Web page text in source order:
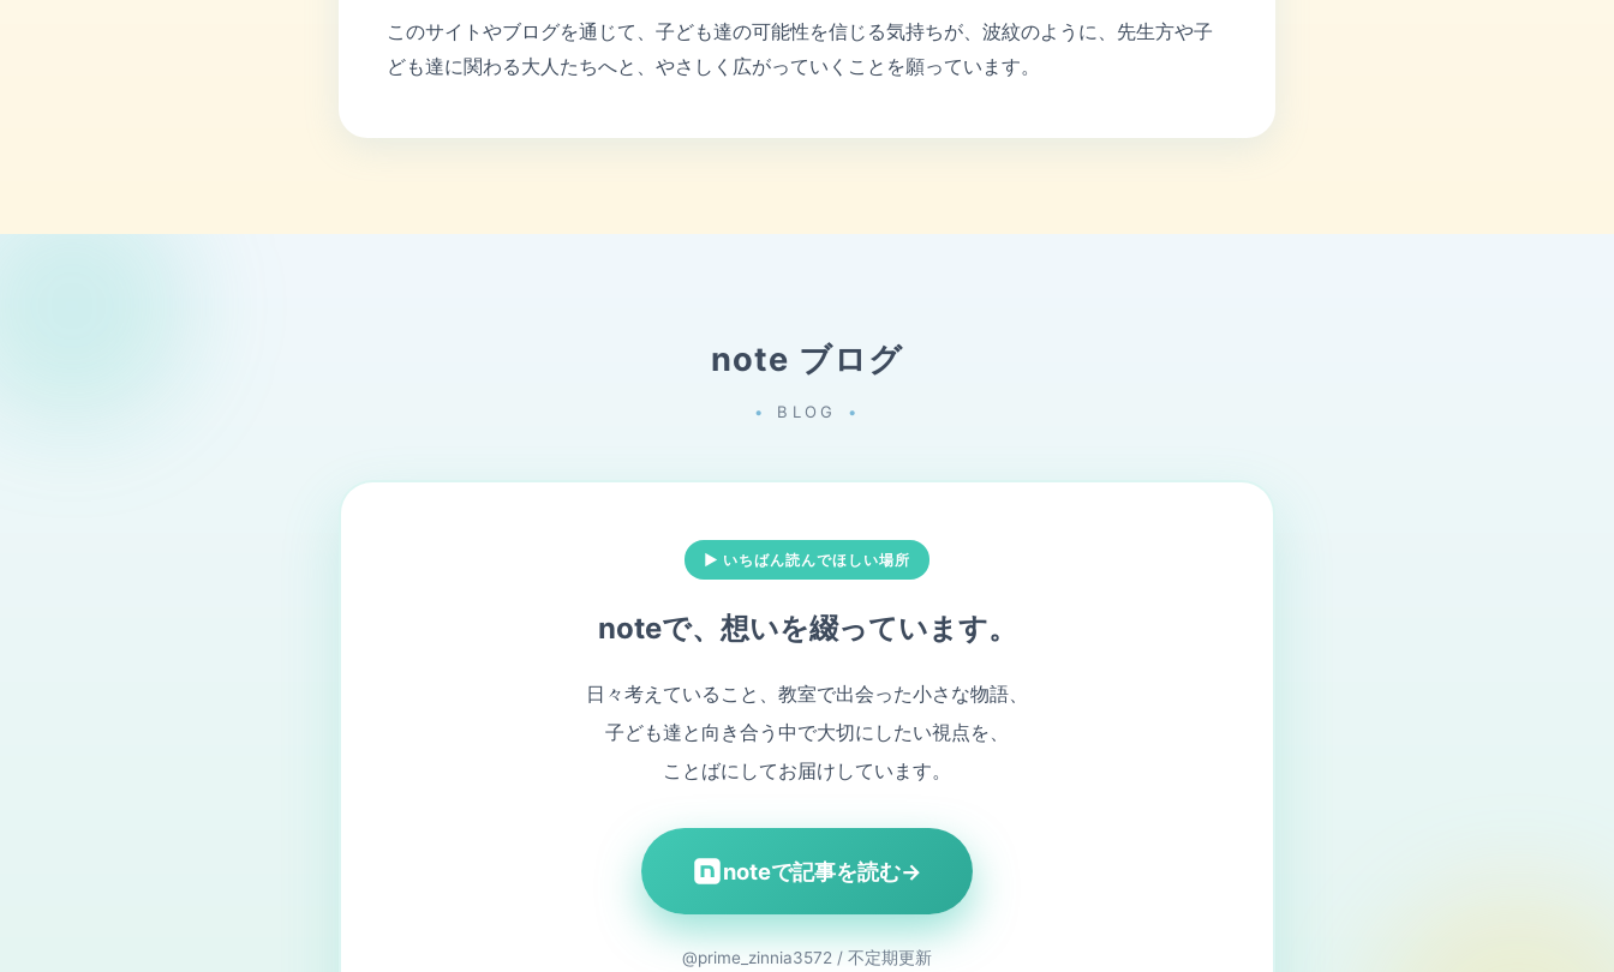
このサイトやブログを通じて、子ども達の可能性を信じる気持ちが、波紋のように、先生方や子
ども達に関わる大人たちへと、やさしく広がっていくことを願っています。
note ブログ
BLOG
▶ いちばん読んでほしい場所
noteで、想いを綴っています。
日々考えていること、教室で出会った小さな物語、
子ども達と向き合う中で大切にしたい視点を、
ことばにしてお届けしています。
noteで記事を読む→
@prime_zinnia3572 / 不定期更新